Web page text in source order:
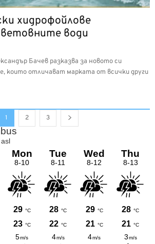
хидрофойлове
води
Бачев разказва за новото си
които отличават марката от всички други
1 2 3